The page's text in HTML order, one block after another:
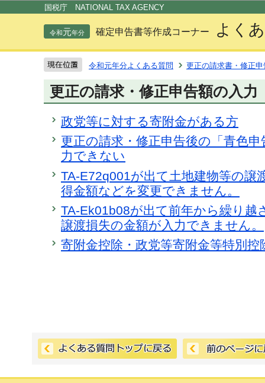
国税庁 NATIONAL TAX AGENCY
令和元年分 確定申告書等作成コーナー よく
令和元年分よくある質問 更正の請求書・修正申
更正の請求・修正申告額の入力
政党等に対する寄附金がある方
更正の請求・修正申告後の「青色
力できない
TA-E72q001が出て土地建物等の譲
得金額などを変更できません。
TA-Ek01b08が出て前年から繰り越
譲渡損失の金額が入力できません。
寄附金控除・政党等寄附金等特別控